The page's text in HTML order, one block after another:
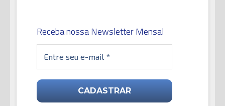
Receba nossa Newsletter Mensal